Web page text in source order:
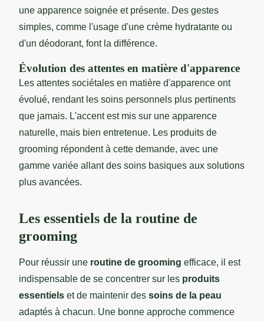
une apparence soignée et présente. Des gestes
simples, comme l'usage d'une crème hydratante ou
d'un déodorant, font la différence.
Évolution des attentes en matière d'apparence
Les attentes sociétales en matière d'apparence ont
évolué, rendant les soins personnels plus pertinents
que jamais. L'accent est mis sur une apparence
naturelle, mais bien entretenue. Les produits de
grooming répondent à cette demande, avec une
gamme variée allant des soins basiques aux solutions
plus avancées.
Les essentiels de la routine de
grooming
Pour réussir une routine de grooming efficace, il est
indispensable de se concentrer sur les produits
essentiels et de maintenir des soins de la peau
adaptés à chacun. Une bonne approche commence